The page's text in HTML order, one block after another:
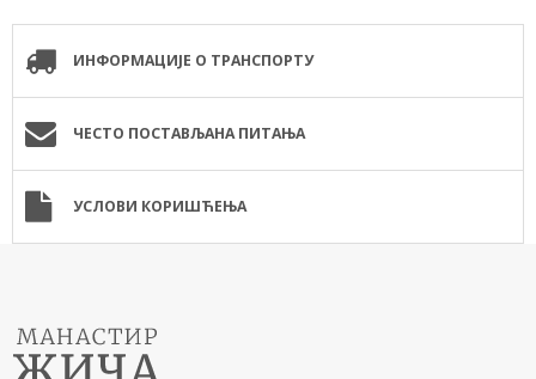
ИНФОРМАЦИЈЕ О ТРАНСПОРТУ
ЧЕСТО ПОСТАВЉАНА ПИТАЊА
УСЛОВИ КОРИШЋЕЊА